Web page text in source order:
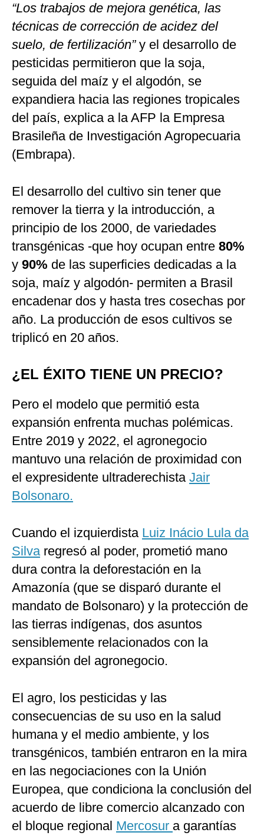
“Los trabajos de mejora genética, las
técnicas de corrección de acidez del
suelo, de fertilización” y el desarrollo de
pesticidas permitieron que la soja,
seguida del maíz y el algodón, se
expandiera hacia las regiones tropicales
del país, explica a la AFP la Empresa
Brasileña de Investigación Agropecuaria
(Embrapa).
El desarrollo del cultivo sin tener que
remover la tierra y la introducción, a
principio de los 2000, de variedades
transgénicas -que hoy ocupan entre 80%
y 90% de las superficies dedicadas a la
soja, maíz y algodón- permiten a Brasil
encadenar dos y hasta tres cosechas por
año. La producción de esos cultivos se
triplicó en 20 años.
¿EL ÉXITO TIENE UN PRECIO?
Pero el modelo que permitió esta
expansión enfrenta muchas polémicas.
Entre 2019 y 2022, el agronegocio
mantuvo una relación de proximidad con
el expresidente ultraderechista Jair
Bolsonaro.
Cuando el izquierdista Luiz Inácio Lula da
Silvaregresó al poder, prometió mano
dura contra la deforestación en la
Amazonía (que se disparó durante el
mandato de Bolsonaro) y la protección de
las tierras indígenas, dos asuntos
sensiblemente relacionados con la
expansión del agronegocio.
El agro, los pesticidas y las
consecuencias de su uso en la salud
humana y el medio ambiente, y los
transgénicos, también entraron en la mira
en las negociaciones con la Unión
Europea, que condiciona la conclusión del
acuerdo de libre comercio alcanzado con
el bloque regional Mercosur a garantías